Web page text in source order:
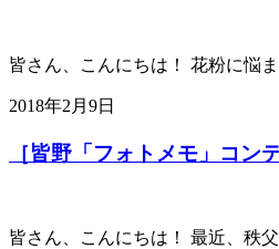
皆さん、こんにちは！ 花粉に悩
2018年2月9日
［皆野「フォトメモ」コン
皆さん、こんにちは！ 最近、秩